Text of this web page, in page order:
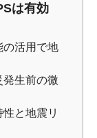
は有効
の活用で地
生前の微
と地震リ